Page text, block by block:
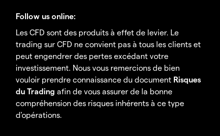
Follow us online:
Les CFD sont des produits à effet de levier. Le
trading sur CFD ne convient pas à tous les clients et
peut engendrer des pertes excédant votre
investissement. Nous vous remercions de bien
vouloir prendre connaissance du document Risques
du Trading afin de vous assurer de la bonne
compréhension des risques inhérents à ce type
d'opérations.